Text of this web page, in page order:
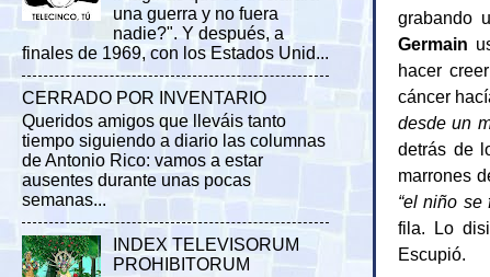
grabando
Germain
hacer
cáncer
desde un
detrás de
marrones
“el niño se
fila. Lo
Escupió.
una guerra y no fuera
nadie?". Y después, a
finales de 1969, con los Estados Unid...
CERRADO POR INVENTARIO
Queridos amigos que lleváis tanto
tiempo siguiendo a diario las columnas
de Antonio Rico: vamos a estar
ausentes durante unas pocas
semanas...
INDEX TELEVISORUM
PROHIBITORUM